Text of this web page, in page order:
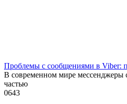
Проблемы с сообщениями в Viber:
В современном мире мессенджеры
частью
0643